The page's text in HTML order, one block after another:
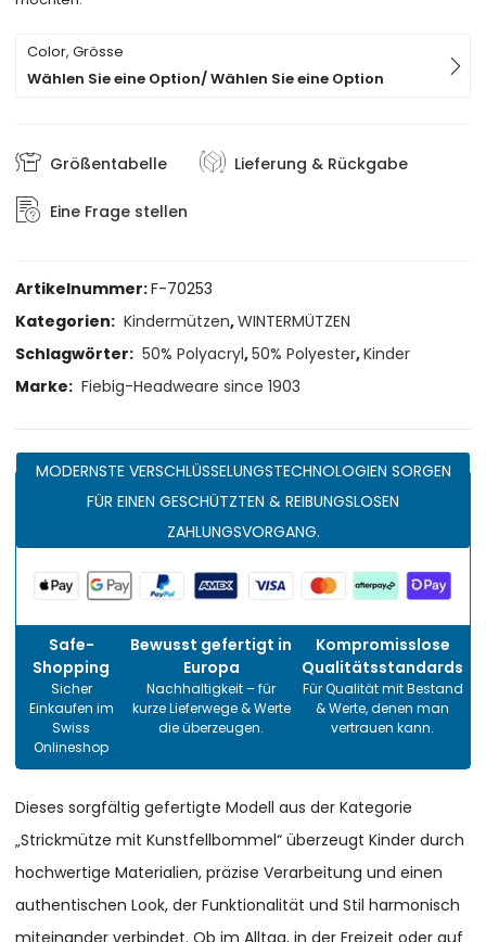
Color, Grösse
Wählen Sie eine Option/ Wählen Sie eine Option
Größentabelle Lieferung & Rückgabe
Eine Frage stellen
Artikelnummer:F-70253
Kategorien: Kindermützen,WINTERMÜTZEN
Schlagwörter: 50% Polyacryl,50% Polyester,Kinder
Marke: Fiebig-Headweare since 1903
MODERNSTE VERSCHLÜSSELUNGSTECHNOLOGIEN SORGEN
FÜR EINEN GESCHÜTZTEN & REIBUNGSLOSEN
ZAHLUNGSVORGANG.
Safe-
Shopping
Sicher
Einkaufen im
Swiss
Onlineshop
Bewusst gefertigt in
Europa
Nachhaltigkeit – für
kurze Lieferwege & Werte
die überzeugen.
Kompromisslose
Qualitätsstandards
Für Qualität mit Bestand
& Werte, denen man
vertrauen kann.
Dieses sorgfältig gefertigte Modell aus der Kategorie
„Strickmütze mit Kunstfellbommel“ überzeugt Kinder durch
hochwertige Materialien, präzise Verarbeitung und einen
authentischen Look, der Funktionalität und Stil harmonisch